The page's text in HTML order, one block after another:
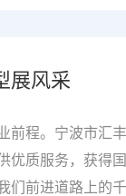
波市标准化验收
人力） 秉持着“
做到极致：我们
展风采
前程。宁波市汇
优质服务，获得
们前进道路上的